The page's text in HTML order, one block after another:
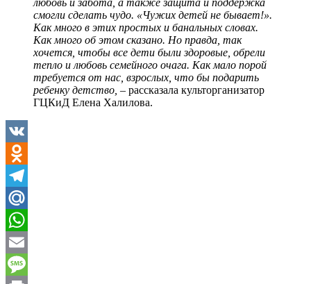
любовь и забота, а также защита и поддержка
смогли сделать чудо. «Чужих детей не бывает!».
Как много в этих простых и банальных словах.
Как много об этом сказано. Но правда, так
хочется, чтобы все дети были здоровые, обрели
тепло и любовь семейного очага. Как мало порой
требуется от нас, взрослых, что бы подарить
ребенку детство, – рассказала культорганизатор
ГЦКиД Елена Халилова.
VK
Odnoklassniki
Telegram
Mail.Ru
WhatsApp
Email